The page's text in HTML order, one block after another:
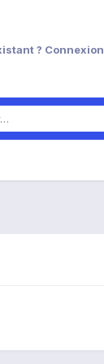
? Connexion